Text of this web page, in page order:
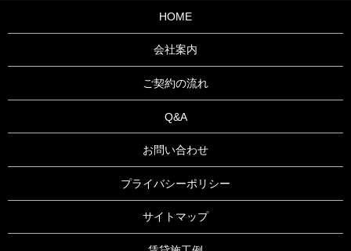
HOME
会社案内
ご契約の流れ
Q&A
お問い合わせ
プライバシーポリシー
サイトマップ